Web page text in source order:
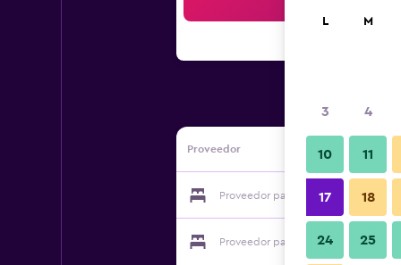
Proveedor
Proveedor para La Casa de Asterix
Proveedor para La Casa de Asterix
L M
3 4
10 11
17 18
24 25